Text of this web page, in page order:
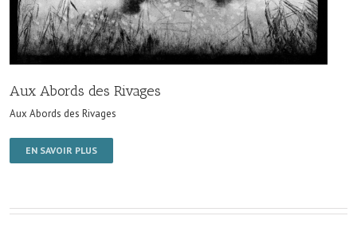
Aux Abords des Rivages
Aux Abords des Rivages
EN SAVOIR PLUS